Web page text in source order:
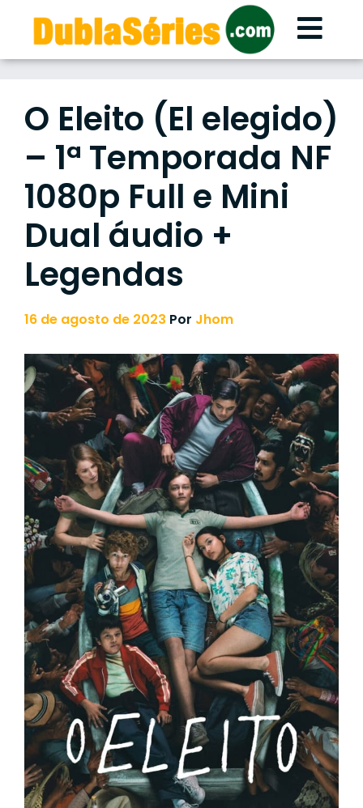
content
O Eleito (El elegido)
– 1ª Temporada NF
1080p Full e Mini
Dual áudio +
Legendas
16 de agosto de 2023 Por Jhom